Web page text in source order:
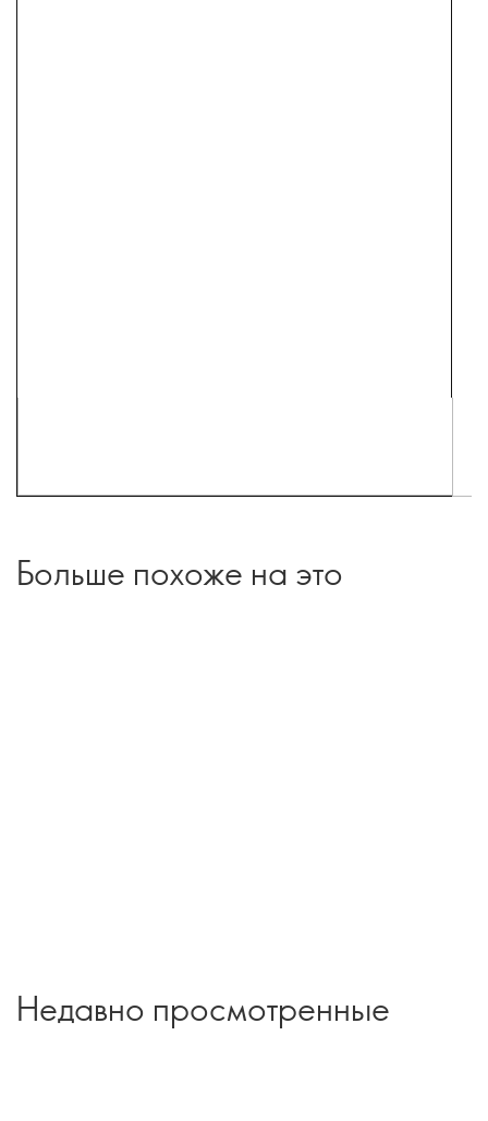
Больше похоже на это
Недавно просмотренные